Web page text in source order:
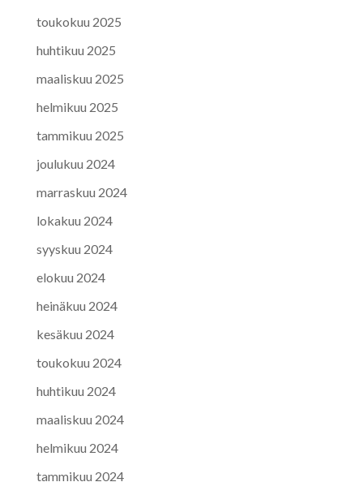
toukokuu 2025
huhtikuu 2025
maaliskuu 2025
helmikuu 2025
tammikuu 2025
joulukuu 2024
marraskuu 2024
lokakuu 2024
syyskuu 2024
elokuu 2024
heinäkuu 2024
kesäkuu 2024
toukokuu 2024
huhtikuu 2024
maaliskuu 2024
helmikuu 2024
tammikuu 2024